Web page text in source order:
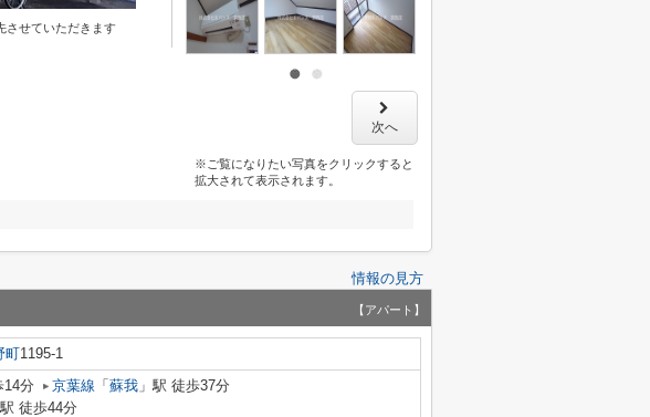
させていただきます
次へ
※ご覧になりたい写真をクリックすると
拡大されて表示されます。
情報の見方
【アパート】
町1195-1
14分 京葉線 「 蘇我 」駅 徒歩37分
駅 徒歩44分